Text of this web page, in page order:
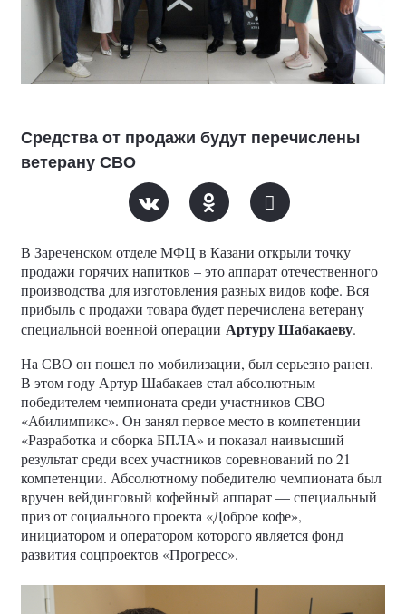
Средства от продажи будут перечислены
ветерану СВО
В Зареченском отделе МФЦ в Казани открыли точку
продажи горячих напитков – это аппарат отечественного
производства для изготовления разных видов кофе. Вся
прибыль с продажи товара будет перечислена ветерану
специальной военной операции Артуру Шабакаеву.
На СВО он пошел по мобилизации, был серьезно ранен.
В этом году Артур Шабакаев стал абсолютным
победителем чемпионата среди участников СВО
«Абилимпикс». Он занял первое место в компетенции
«Разработка и сборка БПЛА» и показал наивысший
результат среди всех участников соревнований по 21
компетенции. Абсолютному победителю чемпионата был
вручен вейдинговый кофейный аппарат — специальный
приз от социального проекта «Доброе кофе»,
инициатором и оператором которого является фонд
развития соцпроектов «Прогресс».